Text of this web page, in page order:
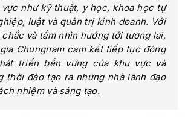
như kỹ thuật, y học, khoa học tự
luật và quản trị kinh doanh. Với
và tầm nhìn hướng tới tương lai,
Chungnam cam kết tiếp tục đóng
triển bền vững của khu vực và
thời đào tạo ra những nhà lãnh đạo
nhiệm và sáng tạo.